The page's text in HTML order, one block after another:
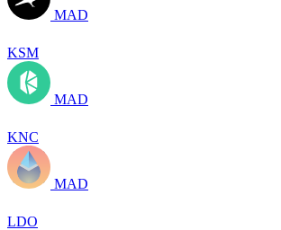
MAD
KSM
MAD
KNC
MAD
LDO